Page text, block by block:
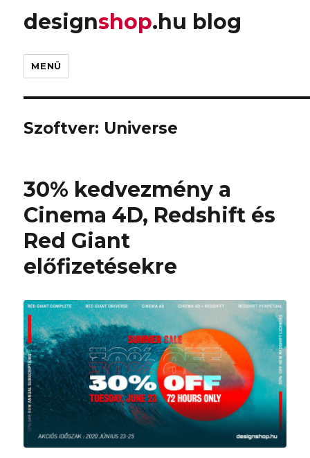
designshop.hu blog
MENÜ
Szoftver: Universe
30% kedvezmény a
Cinema 4D, Redshift és
Red Giant
előfizetésekre